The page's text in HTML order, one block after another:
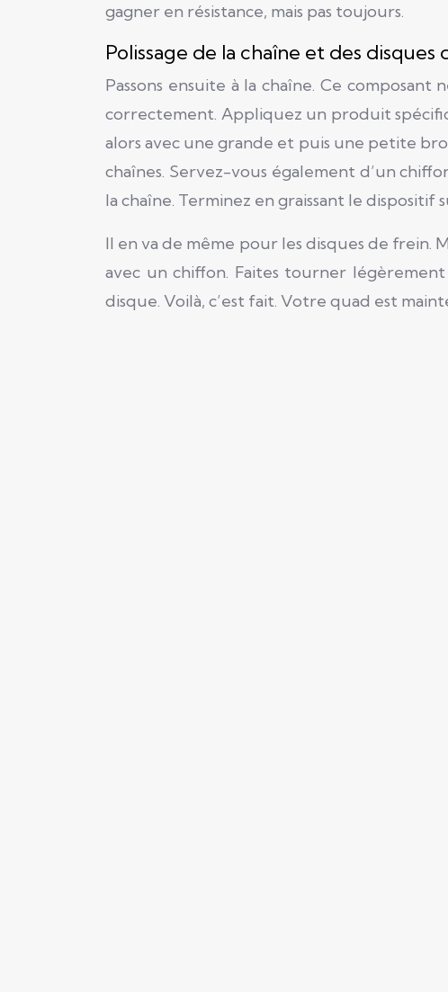
gagner en résistance, mais pas toujours.
Polissage de la chaîne et des disques
Passons ensuite à la chaîne. Ce
correctement. Appliquez un produit
alors avec une grande et puis une petite
chaînes. Servez-vous également d’un
la chaîne. Terminez en graissant le dispositif
Il en va de même pour les disques de frein.
avec un chiffon. Faites tourner
disque. Voilà, c’est fait. Votre quad est